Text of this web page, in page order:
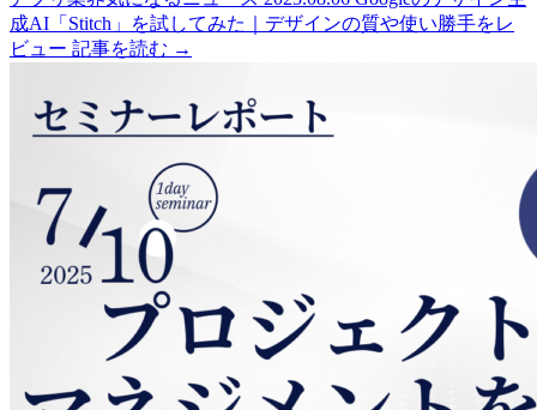
成AI「Stitch」を試してみた｜デザインの質や使い勝手をレ
ビュー 記事を読む →